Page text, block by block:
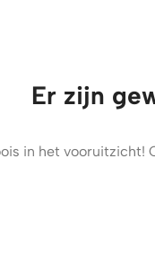
Er zijn
in het vooruitzicht!